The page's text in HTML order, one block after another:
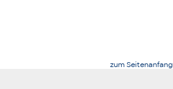
zum Seitenanfang